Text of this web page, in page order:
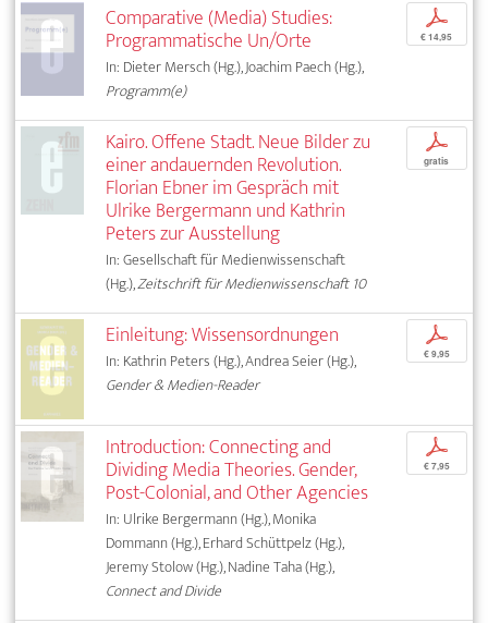
Comparative (Media) Studies:
Programmatische Un/Orte
In: Dieter Mersch (Hg.), Joachim Paech (Hg.),
Programm(e)
p
€ 14,95
Kairo. Offene Stadt. Neue Bilder zu
einer andauernden Revolution.
Florian Ebner im Gespräch mit
Ulrike Bergermann und Kathrin
Peters zur Ausstellung
In: Gesellschaft für Medienwissenschaft
(Hg.),Zeitschrift für Medienwissenschaft 10
p
gratis
Einleitung: Wissensordnungen
In: Kathrin Peters (Hg.), Andrea Seier (Hg.),
Gender & Medien-Reader
p
€ 9,95
Introduction: Connecting and
Dividing Media Theories. Gender,
Post-Colonial, and Other Agencies
In: Ulrike Bergermann (Hg.), Monika
Dommann (Hg.), Erhard Schüttpelz (Hg.),
Jeremy Stolow (Hg.), Nadine Taha (Hg.),
Connect and Divide
p
€ 7,95